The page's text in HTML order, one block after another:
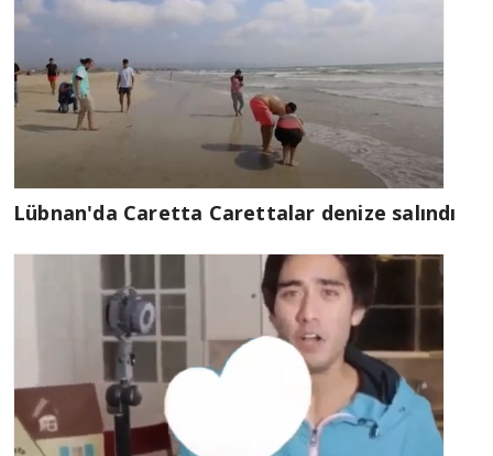
Lübnan'da Caretta Carettalar denize salındı